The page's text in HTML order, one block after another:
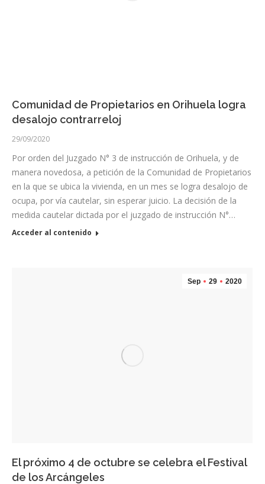
Comunidad de Propietarios en Orihuela logra
desalojo contrarreloj
29/09/2020
Por orden del Juzgado N° 3 de instrucción de Orihuela, y de
manera novedosa, a petición de la Comunidad de Propietarios
en la que se ubica la vivienda, en un mes se logra desalojo de
ocupa, por vía cautelar, sin esperar juicio. La decisión de la
medida cautelar dictada por el juzgado de instrucción N°…
Acceder al contenido
Sep 29 2020
El próximo 4 de octubre se celebra el Festival
de los Arcángeles